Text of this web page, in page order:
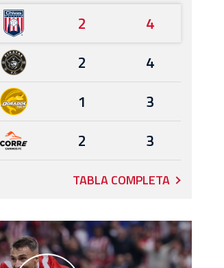
2
4
2
4
1
3
2 3
TABLA COMPLETA